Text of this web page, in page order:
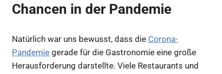
Chancen in der Pandemie
Natürlich war uns bewusst, dass die Corona-
Pandemie gerade für die Gastronomie eine große
Herausforderung darstellte. Viele Restaurants und